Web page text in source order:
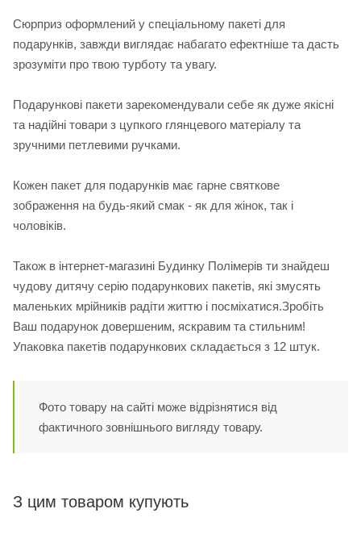
Сюрприз оформлений у спеціальному пакеті для
подарунків, завжди виглядає набагато ефектніше та дасть
зрозуміти про твою турботу та увагу.
Подарункові пакети зарекомендували себе як дуже якісні
та надійні товари з цупкого глянцевого матеріалу та
зручними петлевими ручками.
Кожен пакет для подарунків має гарне святкове
зображення на будь-який смак - як для жінок, так і
чоловіків.
Також в інтернет-магазині Будинку Полімерів ти знайдеш
чудову дитячу серію подарункових пакетів, які змусять
маленьких мрійників радіти життю і посміхатися.Зробіть
Ваш подарунок довершеним, яскравим та стильним!
Упаковка пакетів подарункових складається з 12 штук.
Фото товару на сайті може відрізнятися від
фактичного зовнішнього вигляду товару.
З цим товаром купують